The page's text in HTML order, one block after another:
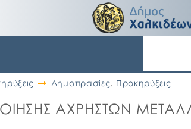
Δημοπρασίες, Προκηρύξεις
ΑΧΡΗΣΤΩΝ